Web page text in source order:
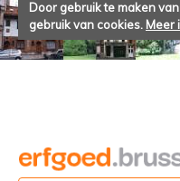
Door gebruik te maken
gebruik van cookies. Meer